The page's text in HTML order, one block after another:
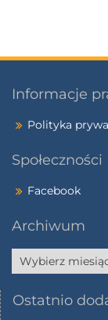
Informacje
Polityka
Społeczności
Facebook
Archiwum
Ostatnio